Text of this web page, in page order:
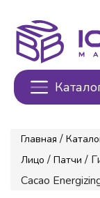
Главная /
Лицо / Патчи /
Cacao